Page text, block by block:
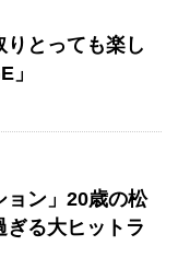
とっても楽し
」
ョン」20歳の松
ぎる大ヒットラ